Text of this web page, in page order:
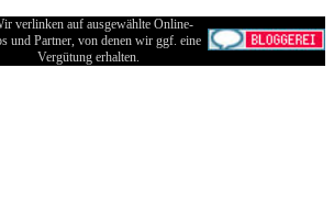
verlinken auf ausgewählte Online-
und Partner, von denen wir ggf. eine
Vergütung erhalten.